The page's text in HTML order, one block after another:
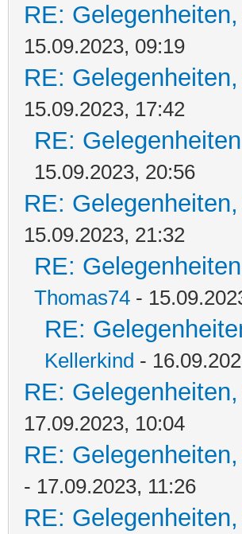
RE:
15.09.2023, 09:19
RE:
15.09.2023, 17:42
RE:
15.09.2023, 20:56
RE:
15.09.2023, 21:32
RE:
Thomas74 -
RE:
Kellerkind -
RE:
17.09.2023, 10:04
RE:
- 17.09.2023, 11:26
RE: